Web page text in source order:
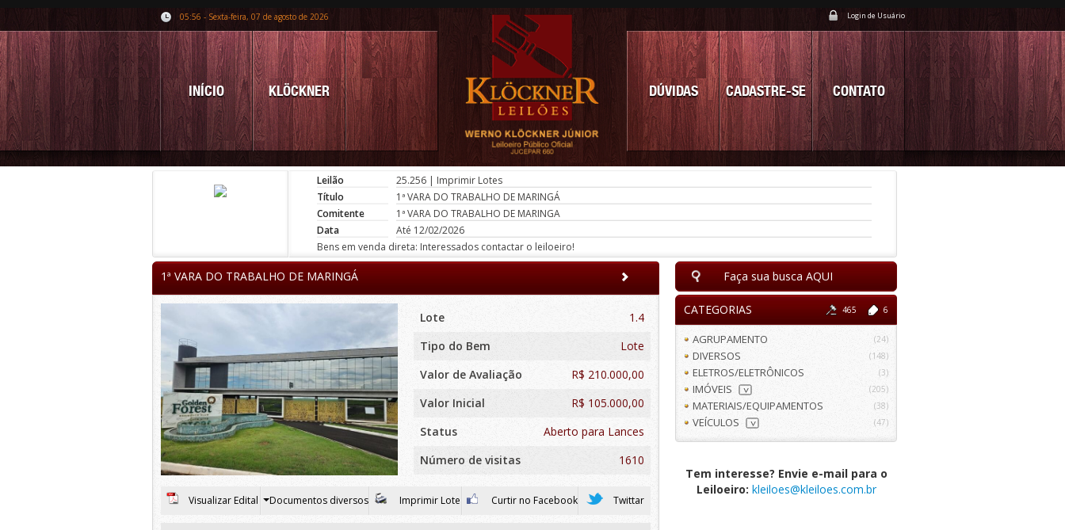
05:56 - Sexta-feira, 07 de agosto de 2026 Login de Usuário
INÍCIO KLÖCKNER CONTATO
CADASTRE-SE
DÚVIDAS
Leilão 25.256 | Imprimir Lotes
Título
1ª VARA DO TRABALHO DE MARINGÁ
Comitente
1ª VARA DO TRABALHO DE MARINGA
Data
Até 12/02/2026
Bens em venda direta: Interessados contactar o leiloeiro!
1ª VARA DO TRABALHO DE MARINGÁ
Lote
1.4
Tipo do Bem
Lote
Valor de Avaliação
R$ 210.000,00
Valor Inicial
R$ 105.000,00
Status
Aberto para Lances
Número de visitas
1610
Visualizar Edital Documentos diversos Imprimir Lote Curtir no Facebook Twittar
Faça sua busca AQUI
CATEGORIAS 465 6
AGRUPAMENTO (24)
DIVERSOS (148)
ELETROS/ELETRÔNICOS (3)
IMÓVEIS > (205)
MATERIAIS/EQUIPAMENTOS (38)
VEÍCULOS > (47)
Tem interesse? Envie e-mail para o
Leiloeiro: kleiloes@kleiloes.com.br